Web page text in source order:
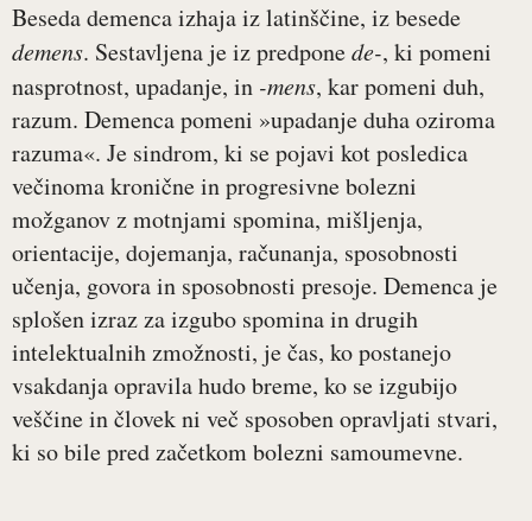
Beseda demenca izhaja iz latinščine, iz besede
demens. Sestavljena je iz predponede-, ki pomeni
nasprotnost, upadanje, in -mens, kar pomeni duh,
razum. Demenca pomeni »upadanje duha oziroma
razuma«. Je sindrom, ki se pojavi kot posledica
večinoma kronične in progresivne bolezni
možganov z motnjami spomina, mišljenja,
orientacije, dojemanja, računanja, sposobnosti
učenja, govora in sposobnosti presoje. Demenca je
splošen izraz za izgubo spomina in drugih
intelektualnih zmožnosti, je čas, ko postanejo
vsakdanja opravila hudo breme, ko se izgubijo
veščine in človek ni več sposoben opravljati stvari,
ki so bile pred začetkom bolezni samoumevne.